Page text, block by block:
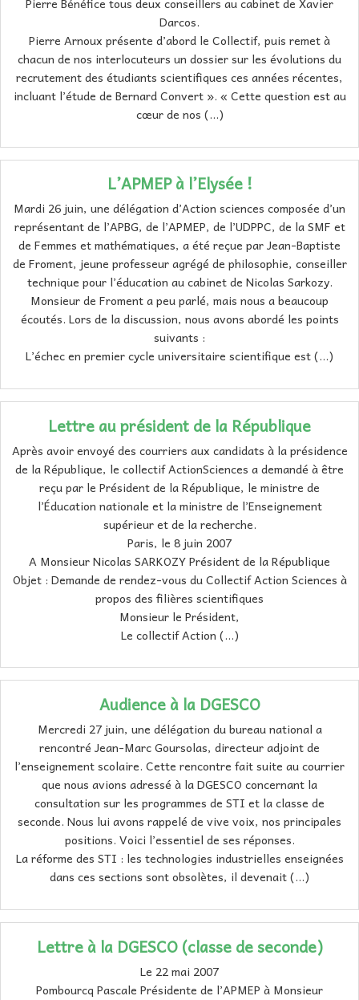
Darcos.
Pierre Arnoux présente d’abord le Collectif, puis remet à
chacun de nos interlocuteurs un dossier sur les évolutions du
recrutement des étudiants scientifiques ces années récentes,
incluant l’étude de Bernard Convert ». « Cette question est au
cœur de nos (…)
L’APMEP à l’Elysée !
Mardi 26 juin, une délégation d’Action sciences composée d’un
représentant de l’APBG, de l’APMEP, de l’UDPPC, de la SMF et
de Femmes et mathématiques, a été reçue par Jean-Baptiste
de Froment, jeune professeur agrégé de philosophie, conseiller
technique pour l’éducation au cabinet de Nicolas Sarkozy.
Monsieur de Froment a peu parlé, mais nous a beaucoup
écoutés. Lors de la discussion, nous avons abordé les points
suivants :
L’échec en premier cycle universitaire scientifique est (…)
Lettre au président de la République
Après avoir envoyé des courriers aux candidats à la présidence
de la République, le collectif ActionSciences a demandé à être
reçu par le Président de la République, le ministre de
l’Éducation nationale et la ministre de l’Enseignement
supérieur et de la recherche.
Paris, le 8 juin 2007
A Monsieur Nicolas SARKOZY Président de la République
Objet : Demande de rendez-vous du Collectif Action Sciences à
propos des filières scientifiques
Monsieur le Président,
Le collectif Action (…)
Audience à la DGESCO
Mercredi 27 juin, une délégation du bureau national a
rencontré Jean-Marc Goursolas, directeur adjoint de
l’enseignement scolaire. Cette rencontre fait suite au courrier
que nous avions adressé à la DGESCO concernant la
consultation sur les programmes de STI et la classe de
seconde. Nous lui avons rappelé de vive voix, nos principales
positions. Voici l’essentiel de ses réponses.
La réforme des STI : les technologies industrielles enseignées
dans ces sections sont obsolètes, il devenait (…)
Lettre à la DGESCO (classe de seconde)
Le 22 mai 2007
Pombourcq Pascale Présidente de l’APMEP à Monsieur